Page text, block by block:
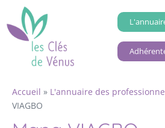
Accueil » L'annuaire des
VIAGBO